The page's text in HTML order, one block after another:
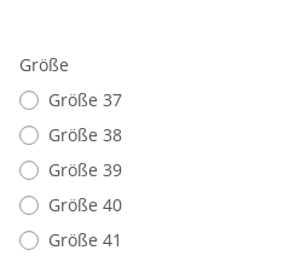
Größe
Größe 37
Größe 38
Größe 39
Größe 40
Größe 41